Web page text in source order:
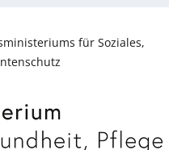
für Soziales,